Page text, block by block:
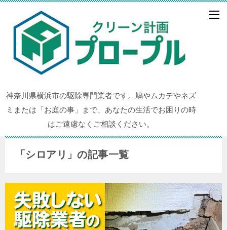
神奈川県横浜市の駆除専門業者です。鳩やムカデやネズ
ミまたは「お庭の事」まで、あなたの生活でお困りの時
はご遠慮なくご相談ください。
「シロアリ」の記事一覧